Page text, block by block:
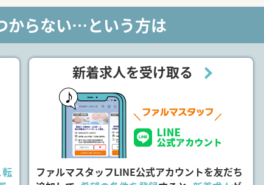
からない…という方は
転
新着求人を受け取る
ファルマスタッフLINE公式アカウントを友だち